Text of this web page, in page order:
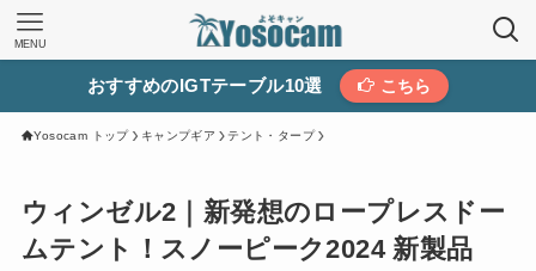
MENU
おすすめのIGTテーブル10選 こちら
Yosocam トップ キャンプギア テント・タープ
ウィンゼル2｜新発想のロープレスドー
ムテント！スノーピーク2024 新製品